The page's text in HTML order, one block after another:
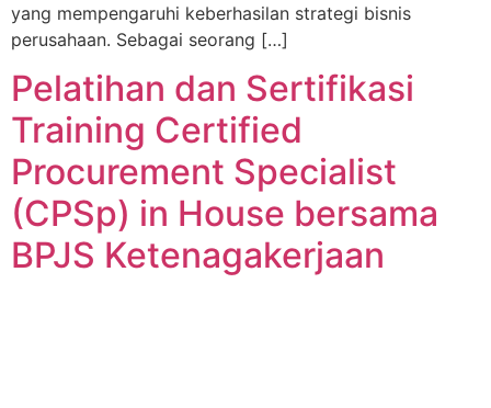
yang mempengaruhi keberhasilan strategi bisnis
perusahaan. Sebagai seorang […]
Pelatihan dan Sertifikasi
Training Certified
Procurement Specialist
(CPSp) in House bersama
BPJS Ketenagakerjaan